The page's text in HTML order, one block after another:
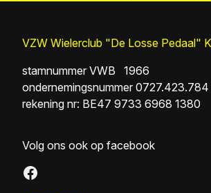
VZW Wielerclub "De Losse Pedaal"
stamnummer VWB 1966
ondernemingsnummer 0727.423.784
rekening nr: BE47 9733 6968 1380
Volg ons ook op facebook
Facebook